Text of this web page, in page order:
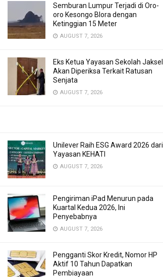
Semburan Lumpur Terjadi di Oro-
oro Kesongo Blora dengan
Ketinggian 15 Meter
AUGUST 7, 2026
Eks Ketua Yayasan Sekolah Jaksel
Akan Diperiksa Terkait Ratusan
Senjata
AUGUST 7, 2026
Unilever Raih ESG Award 2026 dari
Yayasan KEHATI
AUGUST 7, 2026
Pengiriman iPad Menurun pada
Kuartal Kedua 2026, Ini
Penyebabnya
AUGUST 7, 2026
Pengganti Skor Kredit, Nomor HP
Aktif 10 Tahun Dapatkan
Pembiayaan